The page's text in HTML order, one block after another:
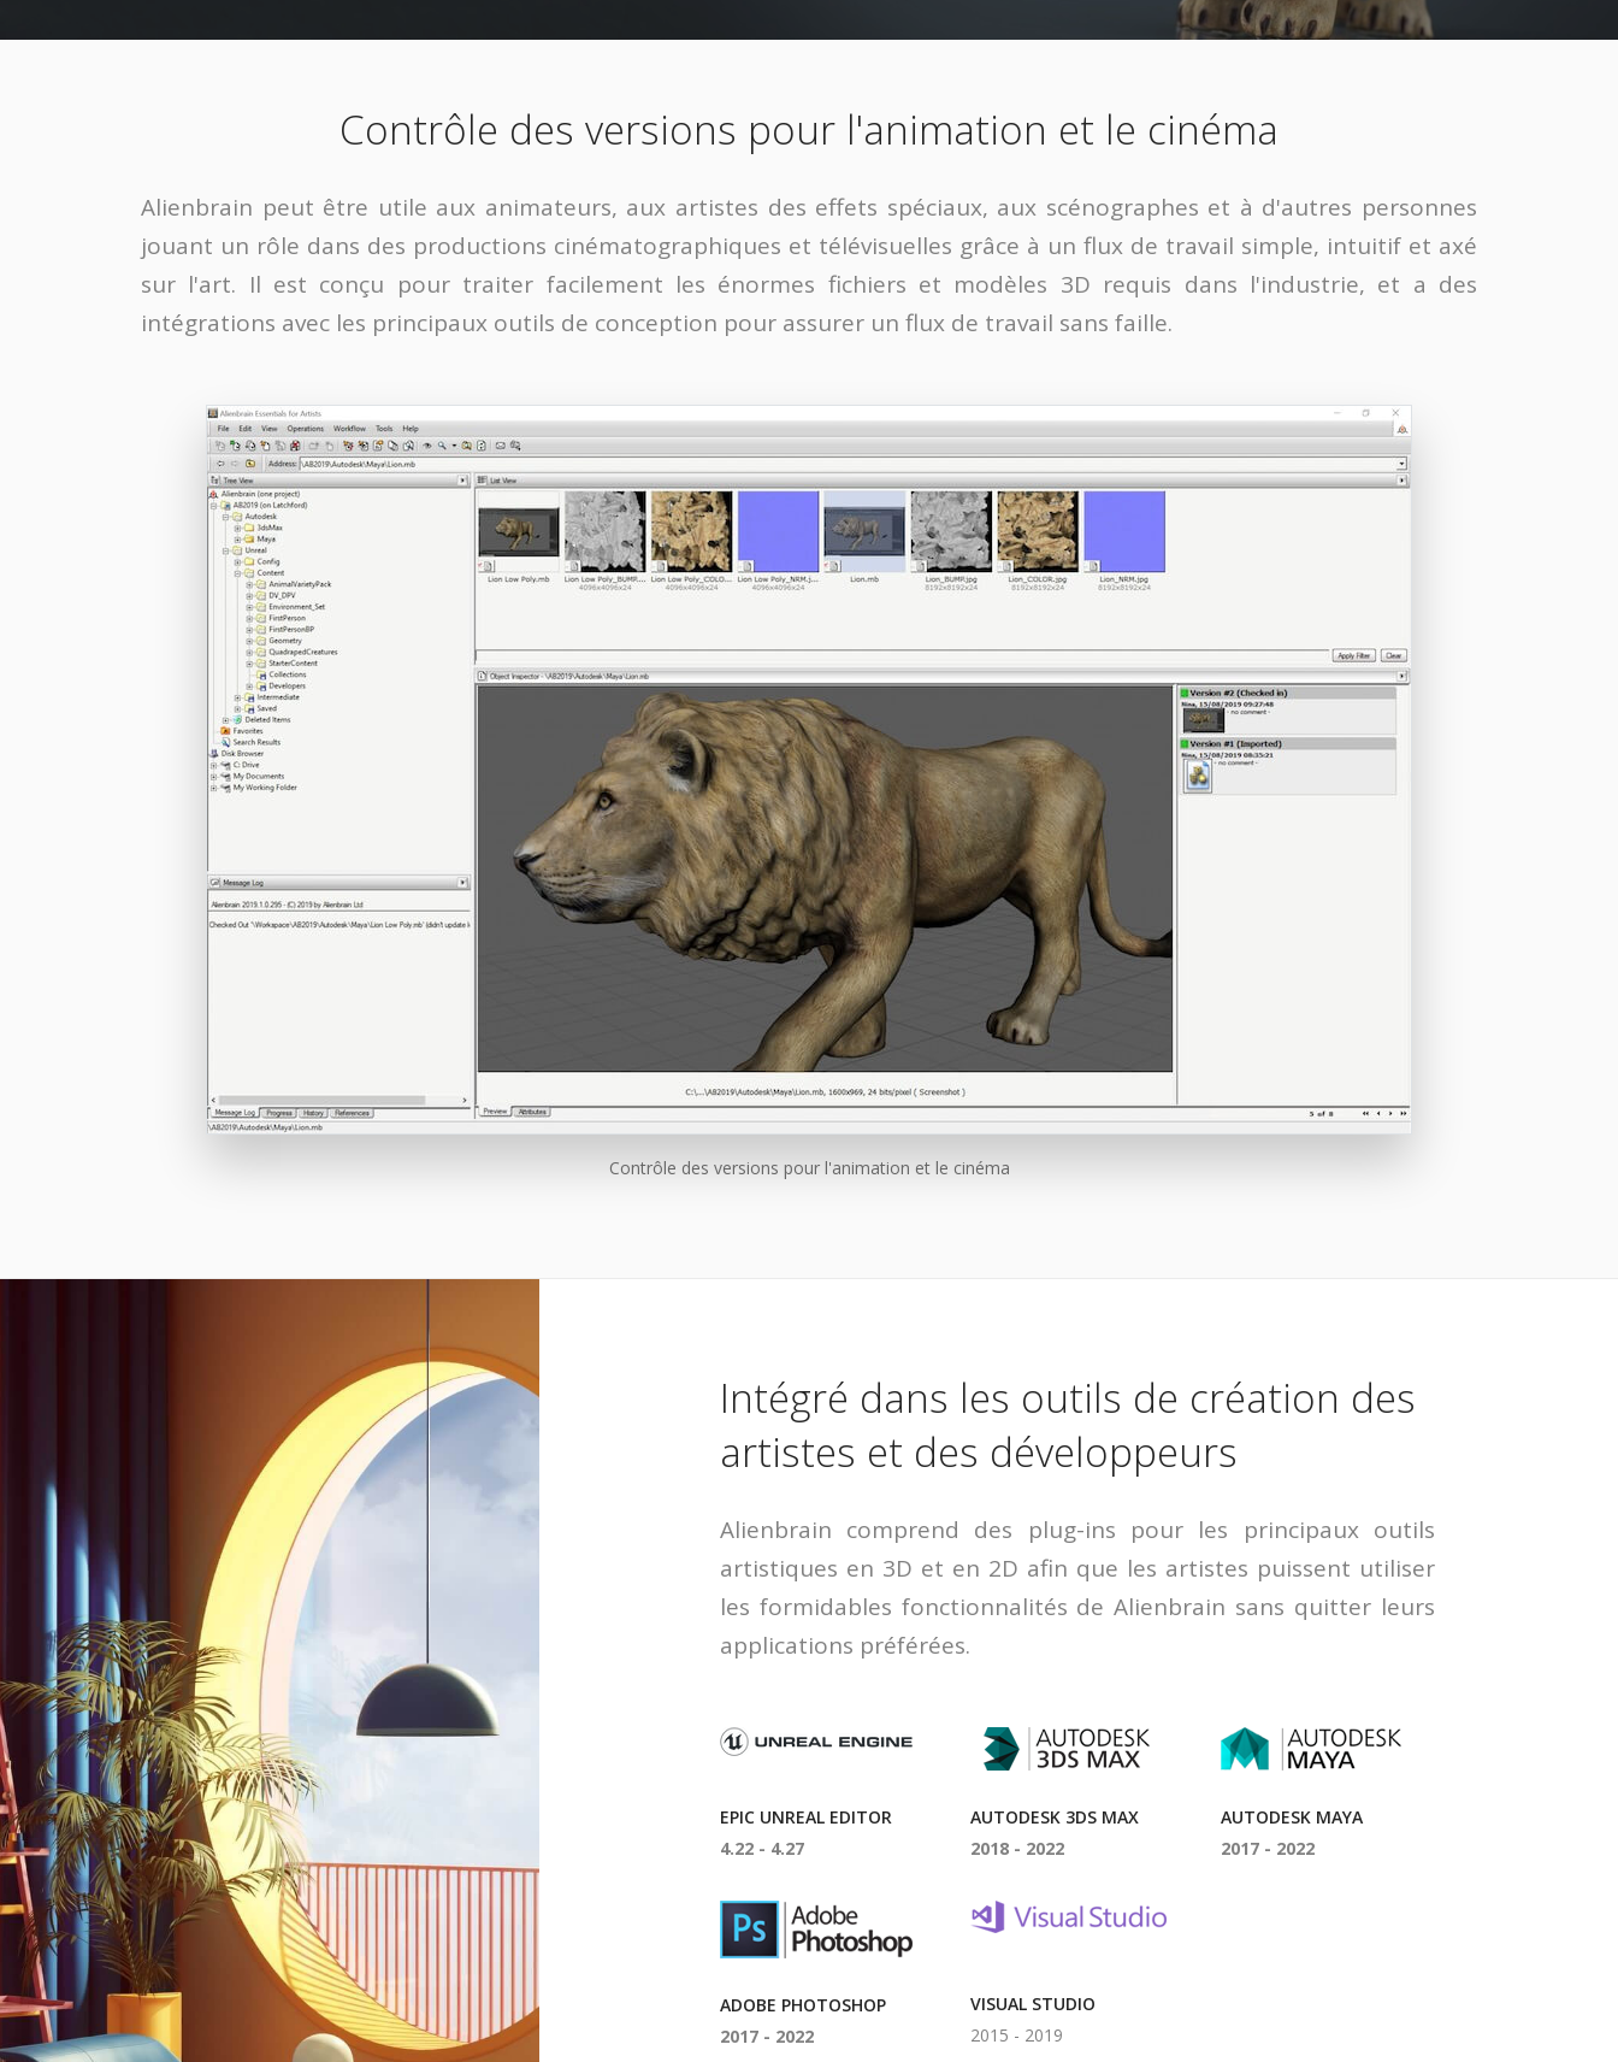
Contrôle des versions pour l'animation et le cinéma
Alienbrain peut être utile aux animateurs, aux artistes des effets spéciaux, aux scénographes et à d'autres personnes
jouant un rôle dans des productions cinématographiques et télévisuelles grâce à un flux de travail simple, intuitif et axé
sur l'art. Il est conçu pour traiter facilement les énormes fichiers et modèles 3D requis dans l'industrie, et a des
intégrations avec les principaux outils de conception pour assurer un flux de travail sans faille.
Contrôle des versions pour l'animation et le cinéma
Intégré dans les outils de création des
artistes et des développeurs
Alienbrain comprend des plug-ins pour les principaux outils
artistiques en 3D et en 2D afin que les artistes puissent utiliser
les formidables fonctionnalités de Alienbrain sans quitter leurs
applications préférées.
EPIC UNREAL EDITOR
4.22 - 4.27
AUTODESK 3DS MAX
2018 - 2022
AUTODESK MAYA
2017 - 2022
ADOBE PHOTOSHOP
2017 - 2022
VISUAL STUDIO
2015 - 2019